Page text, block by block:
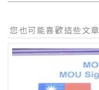
您也可能喜歡這些文章